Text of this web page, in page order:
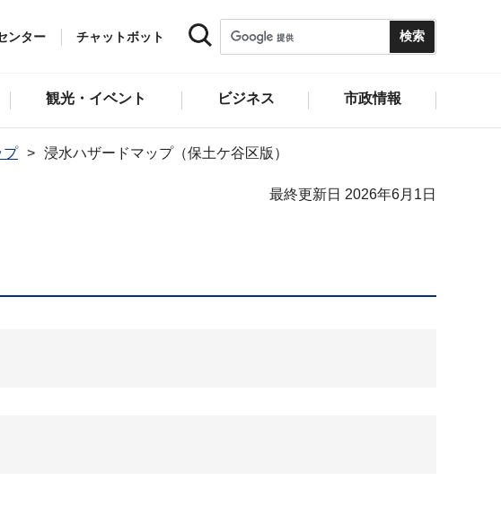
ンター チャットボット
観光・イベント ビジネス 市政情報
プ 浸水ハザードマップ（保土ケ谷区版）
最終更新日 2026年6月1日